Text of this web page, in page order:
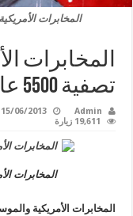
المخابرات الأمريكية
المخابرات
تصفية 5500 عالم عراقي
Admin
15/06/2013
19,611 زيارة
المخابرات الأمريكية والموساد وراء